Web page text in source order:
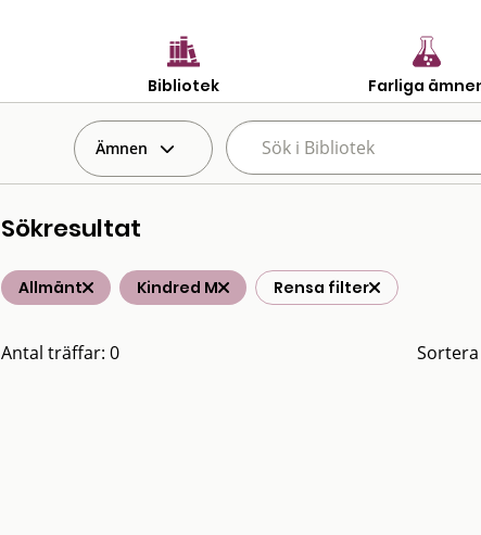
Bibliotek Farliga
Ämnen
Sökresultat
Allmänt Kindred M Rensa filter
Antal träffar: 0